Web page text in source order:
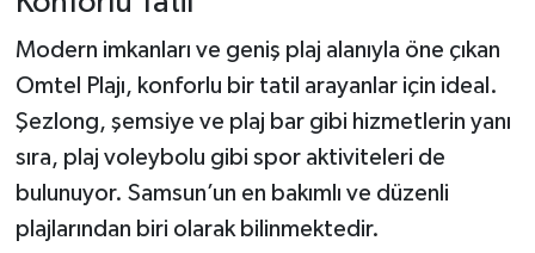
Modern imkanları ve geniş plaj alanıyla öne çıkan
Omtel Plajı, konforlu bir tatil arayanlar için ideal.
Şezlong, şemsiye ve plaj bar gibi hizmetlerin yanı
sıra, plaj voleybolu gibi spor aktiviteleri de
bulunuyor. Samsun’un en bakımlı ve düzenli
plajlarından biri olarak bilinmektedir.